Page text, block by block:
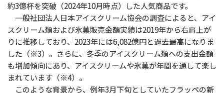
約3億杯を突破（2024年10月時点）した人気商品です。
一般社団法人日本アイスクリーム協会の調査によると、アイ
スクリーム類および氷菓販売金額実績は2019年から右肩上が
りに推移しており、2023年には6,082億円と過去最高になりま
した（※3）。さらに、冬季のアイスクリーム類への支出金額
も増加傾向にあり、アイスクリームや氷菓が年間を通して楽し
まれています（※4）。
このような背景から、例年3月下旬としていたフラッペの新